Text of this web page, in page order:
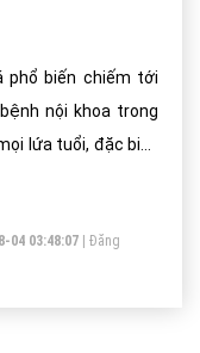
phổ biến chiếm tới
nội khoa trong
lứa tuổi, đặc biệt
04 03:48:07
Đăng